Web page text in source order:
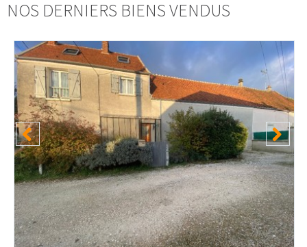
NOS DERNIERS BIENS VENDUS